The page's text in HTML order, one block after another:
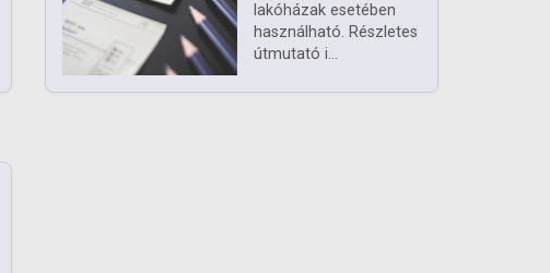
lakóházak esetében
használható. Részletes
útmutató i...